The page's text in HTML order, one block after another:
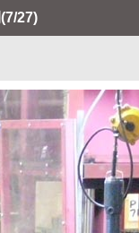
(7/27)